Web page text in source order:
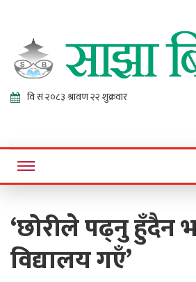
Sajha
Online News Portal
‘छोरीले पढ्नु हुँदैन
विद्यालय गएँ’